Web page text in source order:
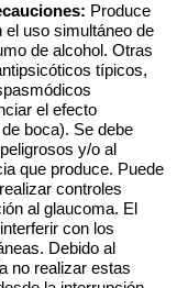
Produce
el uso simultáneo de
de alcohol. Otras
típicos,
el efecto
boca). Se debe
y/o al
que produce. Puede
controles
al glaucoma. El
con los
Debido al
no realizar estas